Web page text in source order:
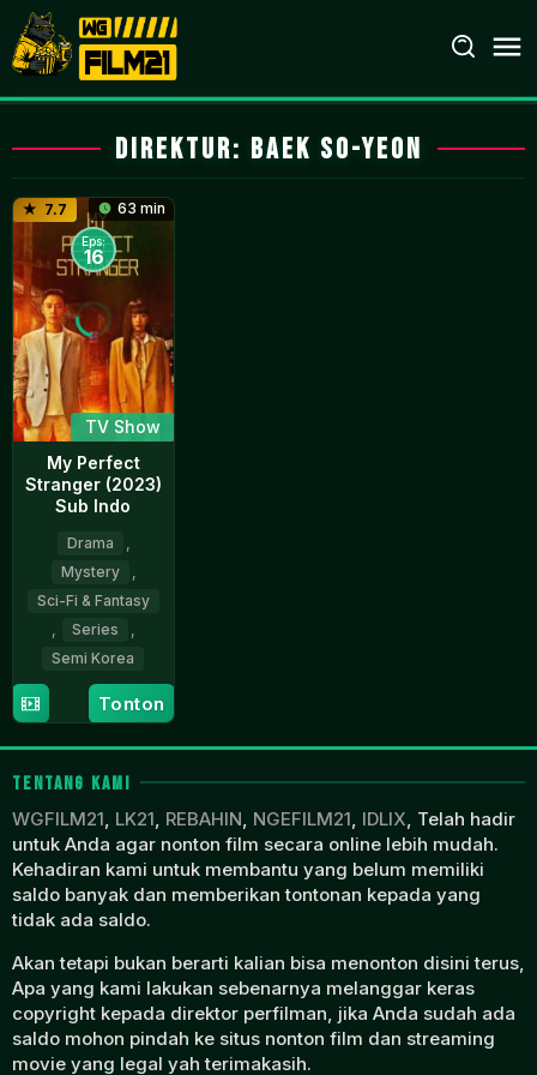
Loncat
ke
konten
Direktur: Baek So-yeon
7.7 63 min
Eps:
16
TV Show
My Perfect
Stranger (2023)
Sub Indo
Drama
Mystery
Sci-Fi & Fantasy
Series
Semi Korea
1
May
2023
Baek
So-
yeon
Tonton
TENTANG KAMI
WGFILM21, LK21, REBAHIN, NGEFILM21, IDLIX, Telah hadir
untuk Anda agar nonton film secara online lebih mudah.
Kehadiran kami untuk membantu yang belum memiliki
saldo banyak dan memberikan tontonan kepada yang
tidak ada saldo.
Akan tetapi bukan berarti kalian bisa menonton disini terus,
Apa yang kami lakukan sebenarnya melanggar keras
copyright kepada direktor perfilman, jika Anda sudah ada
saldo mohon pindah ke situs nonton film dan streaming
movie yang legal yah terimakasih.